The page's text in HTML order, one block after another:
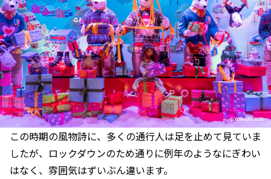
この時期の風物詩に、多くの通行人は足を止めて見ていま
したが、ロックダウンのため通りに例年のようなにぎわい
はなく、雰囲気はずいぶん違います。